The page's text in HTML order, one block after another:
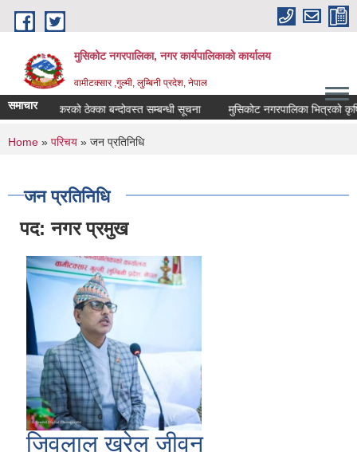
Skip to main content
मुसिकोट नगरपालिका, नगर कार्यपालिकाकाे कार्यालय
वामीटक्सार ,गुल्मी, लुम्बिनी प्रदेश, नेपाल
समाचार
कवाडी करको ठेक्का बन्दोवस्त सम्बन्धी सूचना मुसिकोट नगरपालिका भित्रको कृषि
You are here
Home » परिचय » जन प्रतिनिधि
जन प्रतिनिधि
पद: नगर प्रमुख
जिवलाल खरेल जीवन